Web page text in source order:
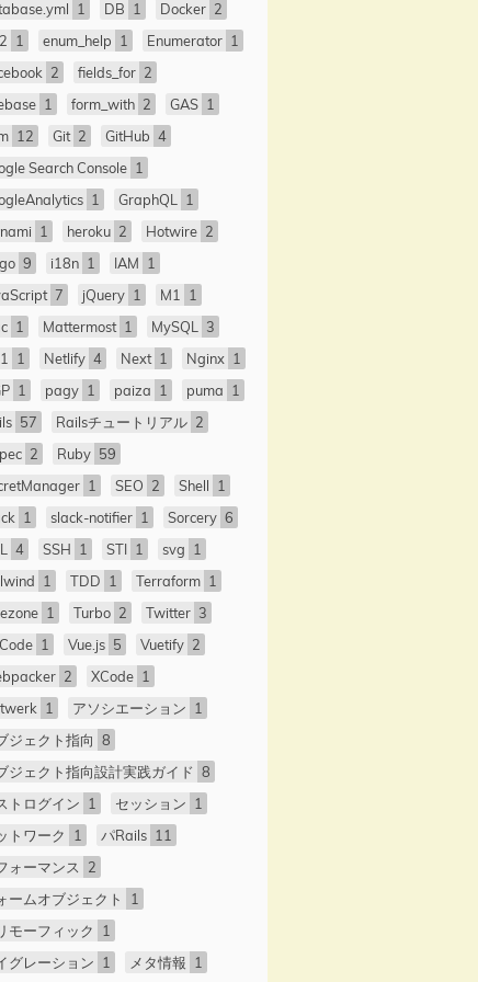
1 DB 1 Docker 2
1 enum_help 1 Enumerator 1
2 fields_for 2
1 form_with 2 GAS 1
12 Git 2 GitHub 4
Search Console 1
1 GraphQL
1
1 heroku 2 Hotwire 2
9 i18n 1 IAM
1
7 jQuery 1 M1
1
1 Mattermost 1 MySQL
3
1 Netlify 4 Next 1 Nginx 1
1 pagy 1 paiza 1 puma
1
57 Railsチュートリアル 2
2 Ruby 59
1 SEO 2 Shell
1
1 slack-notifier 1 Sorcery 6
4 SSH 1 STI 1 svg
1
1 TDD 1 Terraform 1
1 Turbo 2 Twitter 3
1 Vue.js 5 Vuetify 2
2 XCode 1
1 アソシエーション
1
ジェクト指向 8
ジェクト指向設計実践ガイド 8
トログイン
1 セッション
1
トワーク
1 パRails 11
ォーマンス
2
ームオブジェクト
1
モーフィック
1
グレーション
1 メタ情報 1